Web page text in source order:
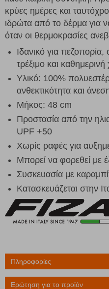
κρύες ημέρες και
ιδρώτα από το δέρμα για
όταν οι θερμοκρασίες
Ιδανικό για πεζοπορία,
τρέξιμο και
Υλικό: 100%
ανθεκτικότητα και
Μήκος: 48 cm
Προστασία από την
UPF +50
Χωρίς ραφές για
Μπορεί να φορεθεί με
Συσκευασία με
Κατασκευάζεται στην
Πληροφορίες
Ερώτηση για το προϊόν